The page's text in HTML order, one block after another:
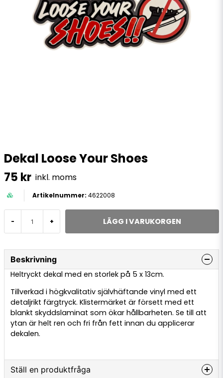
Dekal Loose Your Shoes
75 kr inkl. moms
4622008
- + LÄGG I VARUKORGEN
Beskrivning
Heltryckt dekal med en storlek på 5 x 13cm.
Tillverkad i högkvalitativ självhäftande vinyl med ett
detaljrikt färgtryck. Klistermärket är försett med ett
blankt skyddslaminat som ökar hållbarheten. Se till att
ytan är helt ren och fri från fett innan du applicerar
dekalen.
Ställ en produktfråga